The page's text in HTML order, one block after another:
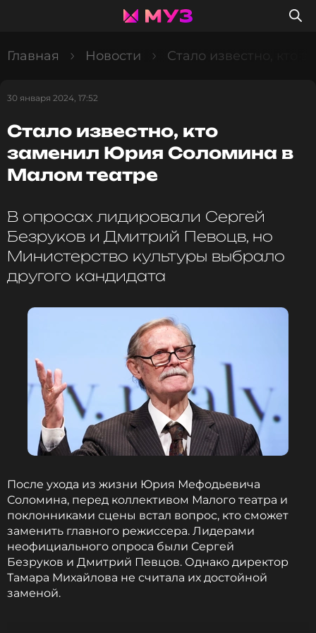
Главная Новости Стало известно, кто
30 января 2024, 17:52
Стало известно, кто
заменил Юрия Соломина в
Малом театре
В опросах лидировали Сергей
Безруков и Дмитрий Певоцв, но
Министерство культуры выбрало
другого кандидата
После ухода из жизни Юрия Мефодьевича
Соломина, перед коллективом Малого театра и
поклонниками сцены встал вопрос, кто сможет
заменить главного режиссера. Лидерами
неофициального опроса были Сергей
Безруков и Дмитрий Певцов. Однако директор
Тамара Михайлова не считала их достойной
заменой.